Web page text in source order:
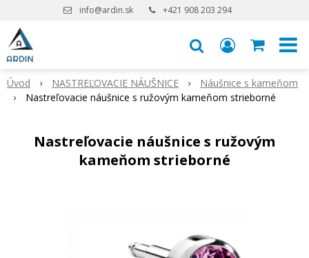
info@ardin.sk +421 908 203 294
Úvod NASTREĽOVACIE NÁUŠNICE
Náušnice s kameňom
Nastreľovacie náušnice s ružovým kameňom strieborné
Nastreľovacie náušnice s ružovým
kameňom strieborné